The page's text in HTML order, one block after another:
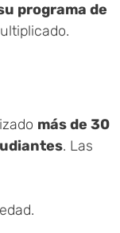
programa de
más de 30
. Las